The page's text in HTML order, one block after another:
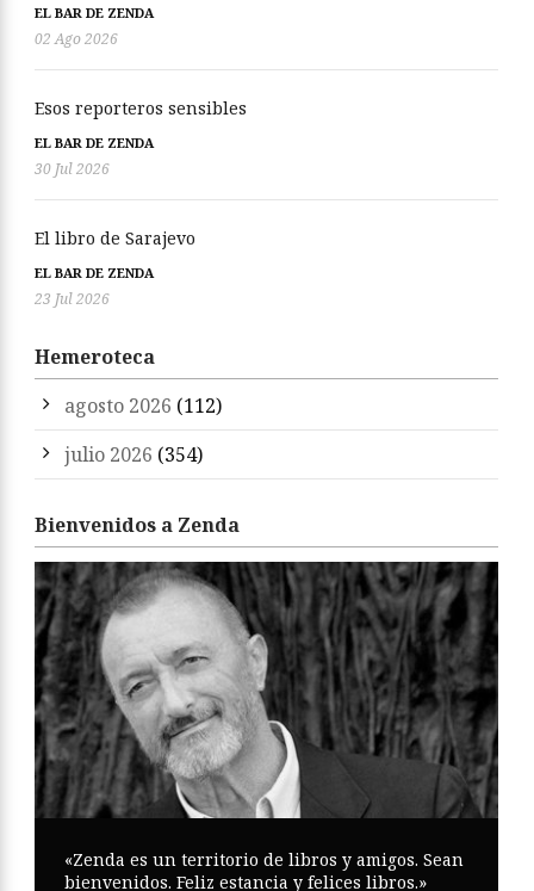
EL BAR DE ZENDA
02 Ago 2026
Esos reporteros sensibles
EL BAR DE ZENDA
30 Jul 2026
El libro de Sarajevo
EL BAR DE ZENDA
23 Jul 2026
Hemeroteca
agosto 2026 (112)
julio 2026 (354)
Bienvenidos a Zenda
«Zenda es un territorio de libros y amigos. Sean
bienvenidos. Feliz estancia y felices libros.»